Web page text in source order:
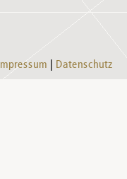
Impressum Datenschutz